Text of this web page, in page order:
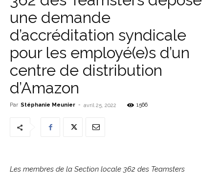
une demande
d’accréditation syndicale
pour les employé(e)s d’un
centre de distribution
d’Amazon
Par Stéphanie Meunier - avril 25, 2022 1566
Les membres de la Section locale 362 des Teamsters